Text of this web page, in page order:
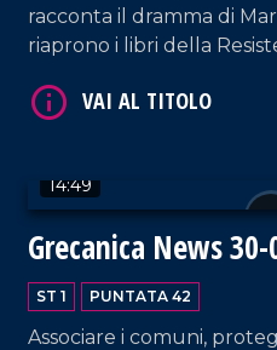
racconta il dramma di
riaprono i libri della
più belli della Calabria
14:49
Grecanica News
ST 1 PUNTATA 42
Associare i comuni,